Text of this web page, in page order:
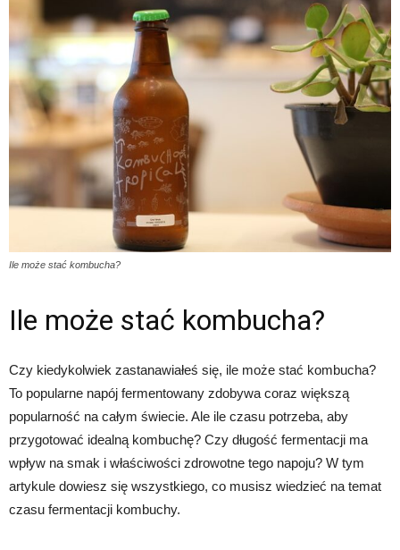
Ile może stać kombucha?
Ile może stać kombucha?
Czy kiedykolwiek zastanawiałeś się, ile może stać kombucha?
To popularne napój fermentowany zdobywa coraz większą
popularność na całym świecie. Ale ile czasu potrzeba, aby
przygotować idealną kombuchę? Czy długość fermentacji ma
wpływ na smak i właściwości zdrowotne tego napoju? W tym
artykule dowiesz się wszystkiego, co musisz wiedzieć na temat
czasu fermentacji kombuchy.